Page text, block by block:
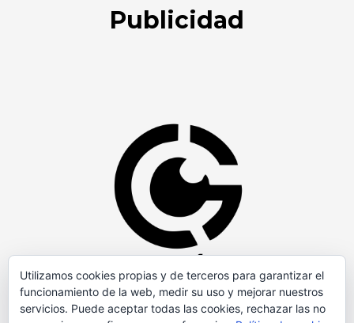
Publicidad
Utilizamos cookies propias y de terceros para garantizar el
funcionamiento de la web, medir su uso y mejorar nuestros
servicios. Puede aceptar todas las cookies, rechazar las no